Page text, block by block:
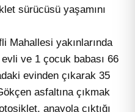
sürücüsü yaşamını
Mahallesi yakınlarında
ve 1 çocuk babası 66
evinden çıkarak 35
asfaltına çıkmak
anayola çıktığı